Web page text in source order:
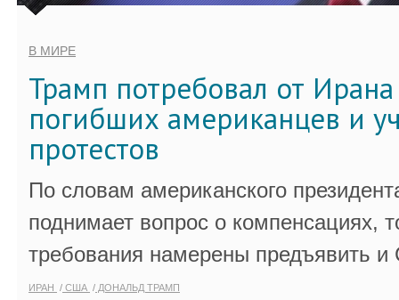
В МИРЕ
Трамп потребовал от
погибших американцев и
протестов
По словам американского
поднимает вопрос о компенсациях,
требования намерены предъявить
ИРАН США ДОНАЛЬД ТРАМП